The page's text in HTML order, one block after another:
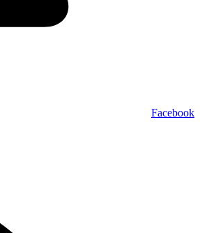
Facebook